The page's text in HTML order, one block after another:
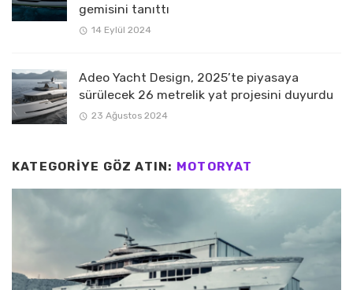
gemisini tanıttı
14 Eylül 2024
Adeo Yacht Design, 2025’te piyasaya
sürülecek 26 metrelik yat projesini duyurdu
23 Ağustos 2024
KATEGORIYE GÖZ ATIN: MOTORYAT